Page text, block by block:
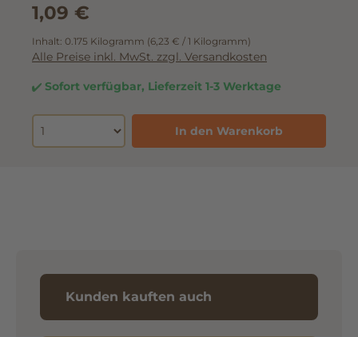
1,09 €
Inhalt: 0.175 Kilogramm (6,23 € / 1 Kilogramm)
Alle Preise inkl. MwSt. zzgl. Versandkosten
Sofort verfügbar, Lieferzeit 1-3 Werktage
In den Warenkorb
Kunden kauften auch